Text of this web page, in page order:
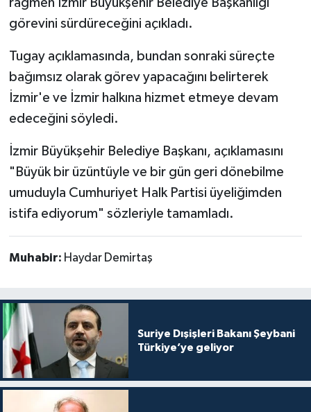
görevini sürdüreceğini açıkladı.
Tugay açıklamasında, bundan sonraki süreçte
bağımsız olarak görev yapacağını belirterek
İzmir'e ve İzmir halkına hizmet etmeye devam
edeceğini söyledi.
İzmir Büyükşehir Belediye Başkanı, açıklamasını
"Büyük bir üzüntüyle ve bir gün geri dönebilme
umuduyla Cumhuriyet Halk Partisi üyeliğimden
istifa ediyorum" sözleriyle tamamladı.
Muhabir: Haydar Demirtaş
Suriye Dışişleri Bakanı Şeybani
Türkiye’ye geliyor